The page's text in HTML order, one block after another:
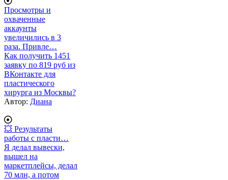
Просмотры и
охваченные
аккаунты
увеличились в 3
раза. Привле…
Как получить 1451
заявку по 819 руб из
ВКонтакте для
пластического
хирурга из Москвы?
Автор: Диана
💥 Результаты
работы с пласти…
Я делал вывески,
вышел на
маркетплейсы, делал
70 млн, а потом